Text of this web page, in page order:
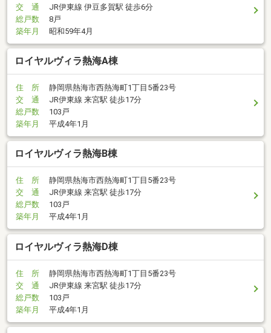
交 通
JR伊東線 伊豆多賀駅 徒歩6分
総戸数
8戸
築年月
昭和59年4月
ロイヤルヴィラ熱海A棟
住 所
静岡県熱海市西熱海町1丁目5番23号
交 通
JR伊東線 来宮駅 徒歩17分
総戸数
103戸
築年月
平成4年1月
ロイヤルヴィラ熱海B棟
住 所
静岡県熱海市西熱海町1丁目5番23号
交 通
JR伊東線 来宮駅 徒歩17分
総戸数
103戸
築年月
平成4年1月
ロイヤルヴィラ熱海D棟
住 所
静岡県熱海市西熱海町1丁目5番23号
交 通
JR伊東線 来宮駅 徒歩17分
総戸数
103戸
築年月
平成4年1月